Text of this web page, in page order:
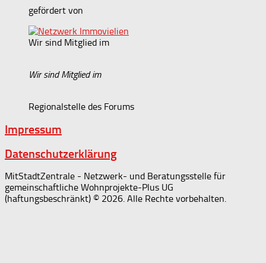
gefördert von
Wir sind Mitglied im
Wir sind Mitglied im
Regionalstelle des Forums
Impressum
Datenschutzerklärung
MitStadtZentrale - Netzwerk- und Beratungsstelle für
gemeinschaftliche Wohnprojekte-Plus UG
(haftungsbeschränkt) © 2026. Alle Rechte vorbehalten.